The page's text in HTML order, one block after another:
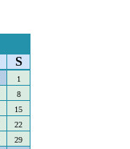
S
1
8
15
22
29